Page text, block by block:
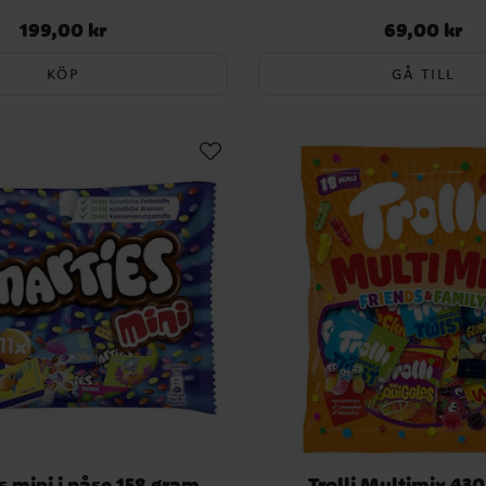
Pris:199,00 kr
199,00 kr
KÖP
Pris:69,00 kr
69,00 kr
GÅ TILL